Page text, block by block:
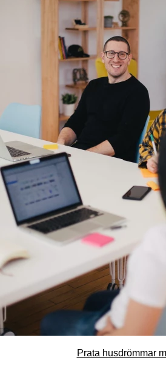
Prata husdrömmar